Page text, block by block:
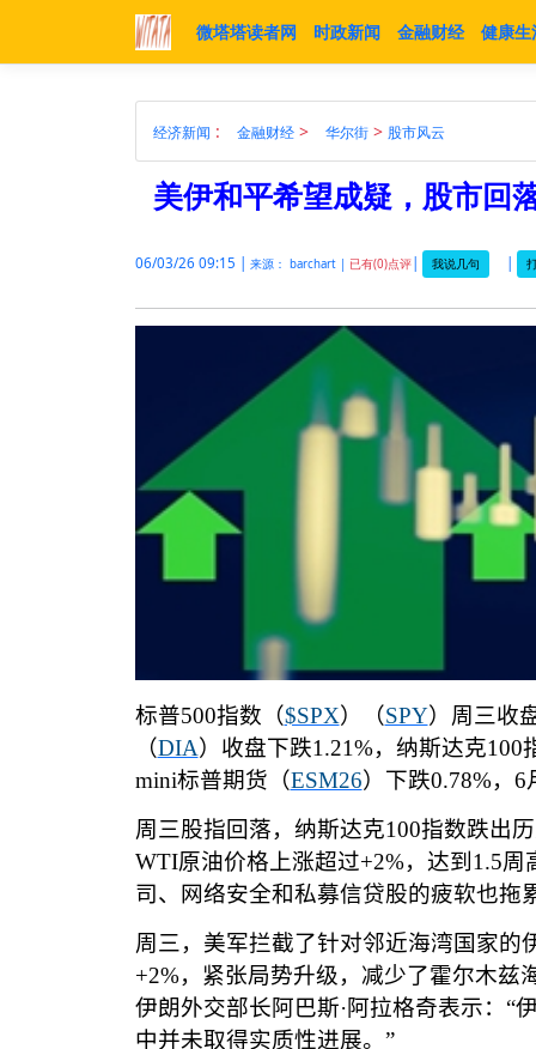
微塔塔读者网 时政新闻 金融财经 健康生
经济新闻 : 金融财经> 华尔街 > 股市风云
美伊和平希望成疑，股市回
06/03/26 09:15 | 来源： barchart | 已有(0)点评| 我说几句 |
标普500指数（$SPX）（SPY）周三收
（DIA）收盘下跌1.21%，纳斯达克100
mini标普期货（ESM26）下跌0.78%， 6
周三股指回落，纳斯达克100指数跌出
WTI原油价格上涨超过+2%，达到 1.5周
司、网络安全和私募信贷股的疲软也拖
周三，美军拦截了针对邻近海湾国家的
+2%，紧张局势升级，减少了霍尔木兹
伊朗外交部长阿巴斯·阿拉格奇表示： “
中并未取得实质性进展。 ”